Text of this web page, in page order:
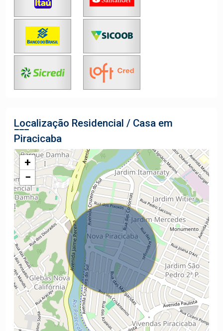
Localização Residencial / Casa em
Piracicaba
+
−